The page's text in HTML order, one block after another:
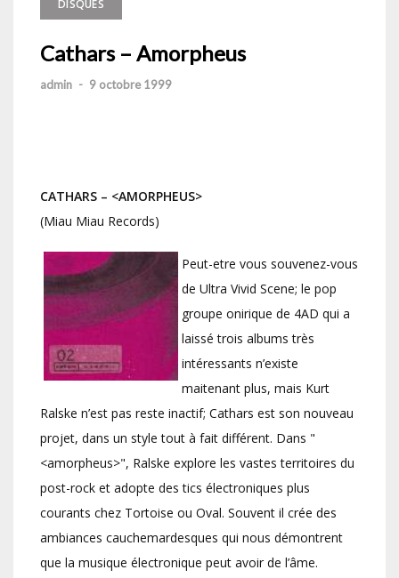
DISQUES
Cathars – Amorpheus
admin - 9 octobre 1999
CATHARS – <AMORPHEUS>
(Miau Miau Records)
Peut-etre vous souvenez-vous
de Ultra Vivid Scene; le pop
groupe onirique de 4AD qui a
laissé trois albums très
intéressants n’existe
maitenant plus, mais Kurt
Ralske n’est pas reste inactif; Cathars est son nouveau
projet, dans un style tout à fait différent. Dans "
<amorpheus>", Ralske explore les vastes territoires du
post-rock et adopte des tics électroniques plus
courants chez Tortoise ou Oval. Souvent il crée des
ambiances cauchemardesques qui nous démontrent
que la musique électronique peut avoir de l’âme.